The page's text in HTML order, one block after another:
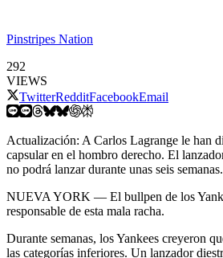
Pinstripes Nation
292
VIEWS
TwitterRedditFacebookEmail
Actualización: A Carlos Lagrange le han
capsular en el hombro derecho. El
no podrá lanzar durante unas seis semanas.
NUEVA YORK — El bullpen de los
responsable de esta mala racha.
Durante semanas, los Yankees creyeron
las categorías inferiores. Un lanzador